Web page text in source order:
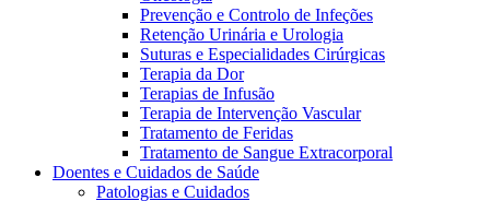
Contactos
Prevenção e Controlo de Infeções
Retenção Urinária e Urologia
Suturas e Especialidades Cirúrgicas
Terapia da Dor
Terapias de Infusão
Terapia de Intervenção Vascular
Tratamento de Feridas
Tratamento de Sangue Extracorporal
Doentes e Cuidados de Saúde
Patologias e Cuidados